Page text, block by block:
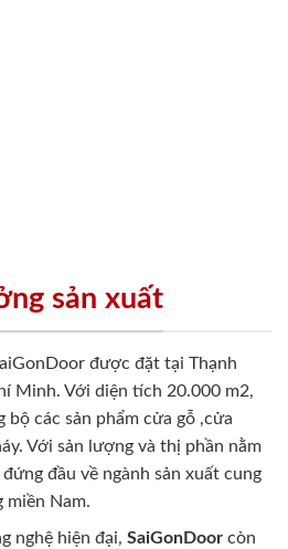
sản xuất
được đặt tại Thạnh
Minh. Với diện tích 20.000 m2,
bộ các sản phẩm cửa gỗ ,cửa
Với sản lượng và thị phần nằm
đầu về ngành sản xuất cung
Nam.
nghệ hiện đại, SaiGonDoor còn